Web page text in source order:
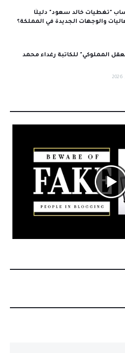
"تغطيات خالد سعود" دليلًا
والوجهات الجديدة في المملكة؟
المملوكي" للكاتبة رغداء محمد